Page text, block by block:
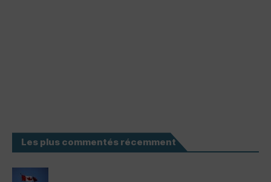
Les plus commentés récemment